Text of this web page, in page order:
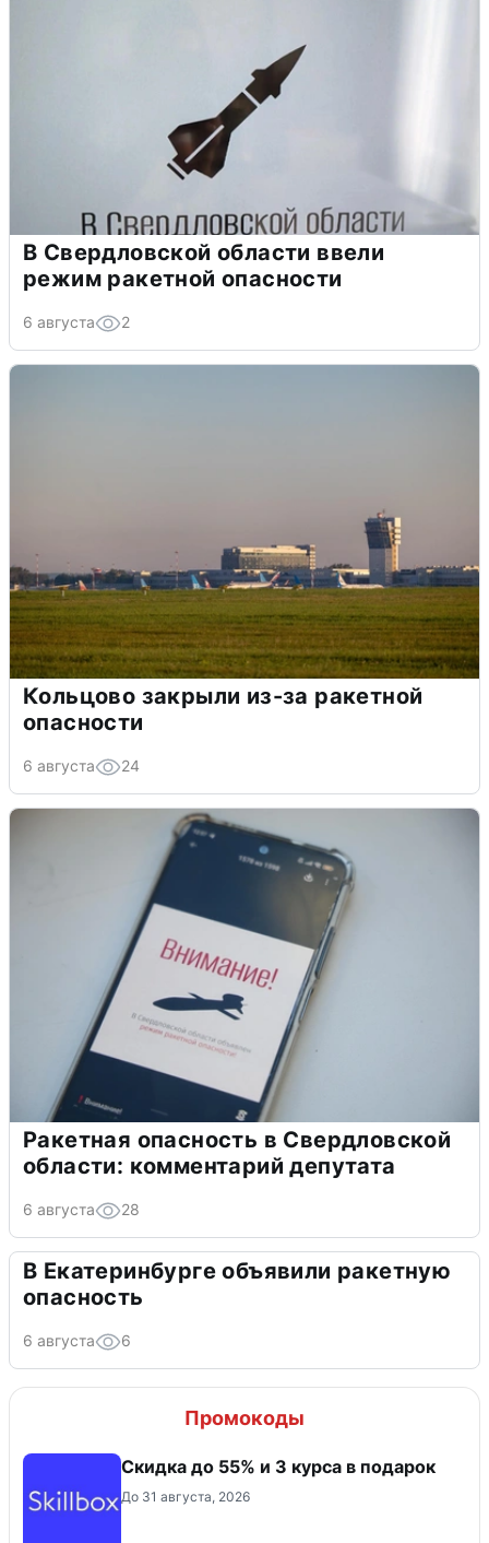
В Свердловской области ввели
режим ракетной опасности
6 августа 2
Кольцово закрыли из-за ракетной
опасности
6 августа 24
Ракетная опасность в Свердловской
области: комментарий депутата
6 августа 28
В Екатеринбурге объявили ракетную
опасность
6 августа 6
Промокоды
Скидка до 55% и 3 курса в подарок
До 31 августа, 2026